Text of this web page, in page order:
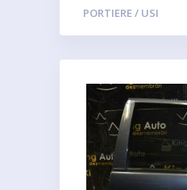
PORTIERE / USI